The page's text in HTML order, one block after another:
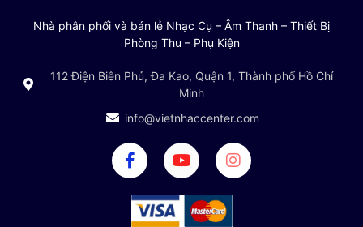
Nhà phân phối và bán lẻ Nhạc Cụ – Âm Thanh – Thiết Bị
Phòng Thu – Phụ Kiện
112 Điện Biên Phủ, Đa Kao, Quận 1, Thành phố Hồ Chí
Minh
info@vietnhaccenter.com